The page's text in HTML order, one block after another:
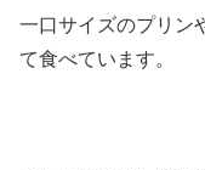
一口サイズのプリン
て食べています。